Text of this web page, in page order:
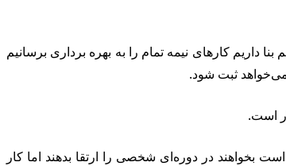
کارهای نیمه تمام را به بهره برداری برسانیم
ثبت شود.
است.
بخواهند در دوره‌ای شخصی را ارتقا بدهند اما کار